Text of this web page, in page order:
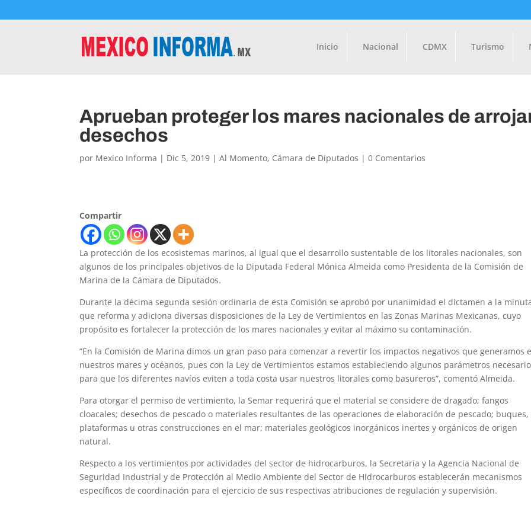
Inicio Nacional CDMX Turismo
Aprueban proteger los mares nacionales de
desechos
por Mexico Informa | Dic 5, 2019 |Al Momento, Cámara de Diputados |0 Comentarios
Compartir
La protección de los ecosistemas marinos, al igual que el desarrollo sustentable de los litorales nacionales, son
algunos de los principales objetivos de la Diputada Federal Mónica Almeida como Presidenta de la Comisión de
Marina de la Cámara de Diputados.
Durante la décima segunda sesión ordinaria de esta Comisión se aprobó por unanimidad el dictamen a la
que reforma y adiciona diversas disposiciones de la Ley de Vertimientos en las Zonas Marinas Mexicanas, cuyo
propósito es fortalecer la protección de los mares nacionales y evitar al máximo su contaminación.
“En la Comisión de Marina dimos un gran paso para comenzar a revertir los impactos negativos que generamos
nuestros mares y océanos, pues con la Ley de Vertimientos estamos estableciendo algunos parámetros
para que los diferentes navíos eviten a toda costa usar nuestros litorales como basureros”, comentó Almeida.
Para otorgar el permiso de vertimiento, la Semar requerirá que el material se considere de dragado; fangos
cloacales; desechos de pescado o materiales resultantes de las operaciones de elaboración de pescado; buques,
plataformas u otras construcciones en el mar; materiales geológicos inorgánicos inertes y orgánicos de origen
natural.
Respecto a los vertimientos por actividades del sector de hidrocarburos, la Secretaría y la Agencia Nacional de
Seguridad Industrial y de Protección al Medio Ambiente del Sector de Hidrocarburos establecerán mecanismos
específicos de coordinación para el ejercicio de sus respectivas atribuciones de regulación y supervisión.